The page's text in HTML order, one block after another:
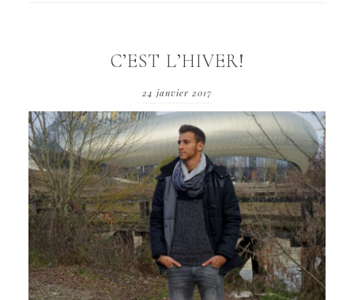
C’EST L’HIVER!
24 janvier 2017